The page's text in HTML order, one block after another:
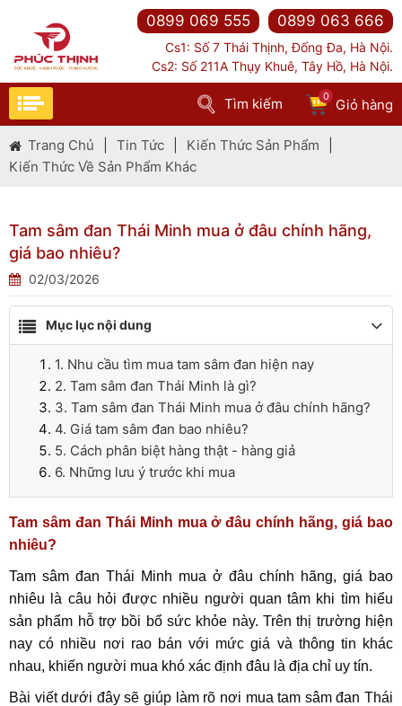
Cs1: Số 7 Thái Thịnh, Đống Đa, Hà Nội.
Cs2: Số 211A Thụy Khuê, Tây Hồ, Hà Nội.
Giỏ hàng
0
Tìm kiếm
0899 069 555 0899 063 666
Trang Chủ Tin Tức Kiến Thức Sản Phẩm
Kiến Thức Về Sản Phẩm Khác
Tam sâm đan Thái Minh mua ở đâu chính hãng,
giá bao nhiêu?
02/03/2026
Mục lục nội dung
1. Nhu cầu tìm mua tam sâm đan hiện nay
2. Tam sâm đan Thái Minh là gì?
3. Tam sâm đan Thái Minh mua ở đâu chính hãng?
4. Giá tam sâm đan bao nhiêu?
5. Cách phân biệt hàng thật - hàng giả
6. Những lưu ý trước khi mua
Tam sâm đan Thái Minh mua ở đâu chính hãng, giá bao
nhiêu?
Tam sâm đan Thái Minh mua ở đâu chính hãng, giá bao
nhiêu là câu hỏi được nhiều người quan tâm khi tìm hiểu
sản phẩm hỗ trợ bồi bổ sức khỏe này. Trên thị trường hiện
nay có nhiều nơi rao bán với mức giá và thông tin khác
nhau, khiến người mua khó xác định đâu là địa chỉ uy tín.
Bài viết dưới đây sẽ giúp làm rõ nơi mua tam sâm đan Thái